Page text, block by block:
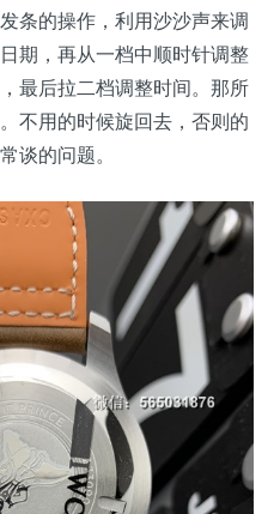
条的操作，利用沙沙声来调
期，再从一档中顺时针调整
最后拉二档调整时间。那所
不用的时候旋回去，否则的
谈的问题。